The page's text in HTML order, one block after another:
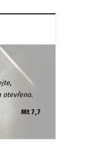
otevřeno.
Mt 7,7